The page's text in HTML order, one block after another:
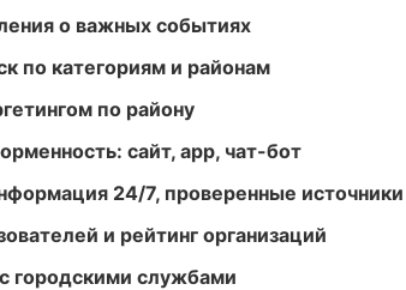
о важных событиях
по категориям и районам
по району
сайт, app, чат-бот
24/7, проверенные источники
и рейтинг организаций
городскими службами